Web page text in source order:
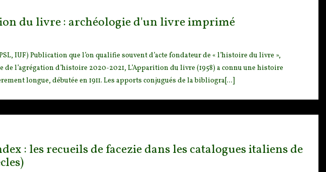
du livre : archéologie d'un livre imprimé
IUF) Publication que l’on qualifie souventd’acte fondateur de « l’histoire du livre »,
de l’agrégation d’histoire 2020-2021, L’Apparition du livre (1958) a connu une histoire
longue, débutée en 1911. Les apports conjugués de la bibliogra[...]
: les recueils de facezie dans les catalogues italiens de